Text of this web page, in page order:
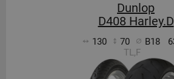
Dunlop
D408 Harley.D
130 70 B18
TL,F